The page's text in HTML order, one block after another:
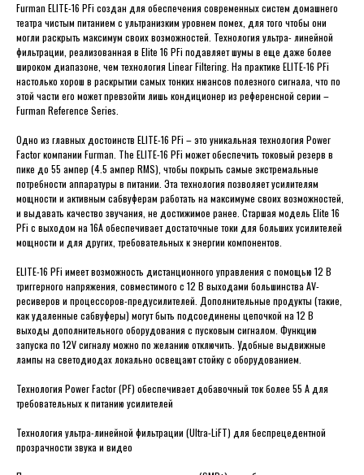
Furman ELITE-16 PFi создан для обеспечения современных систем домашнего
театра чистым питанием с ультранизким уровнем помех, для того чтобы они
могли раскрыть максимум своих возможностей. Технология ультра- линейной
фильтрации, реализованная в Elite 16 PFi подавляет шумы в еще даже более
широком диапазоне, чем технология Linear Filtering. На практике ELITE-16 PFi
настолько хорош в раскрытии самых тонких нюансов полезного сигнала, что по
этой части его может превзойти лишь кондиционер из референсной серии –
Furman Reference Series.
Одно из главных достоинств ELITE-16 PFi – это уникальная технология Power
Factor компании Furman. The ELITE-16 PFi может обеспечить токовый резерв в
пике до 55 ампер (4.5 ампер RMS), чтобы покрыть самые экстремальные
потребности аппаратуры в питании. Эта технология позволяет усилителям
мощности и активным сабвуферам работать на максимуме своих возможностей,
и выдавать качество звучания, не достижимое ранее. Cтаршая модель Elite 16
PFi с выходом на 16A обеспечивает достаточные токи для больших усилителей
мощности и для других, требовательных к энергии компонентов.
ELITE-16 PFi имеет возможность дистанционного управления с помощью 12 В
триггерного напряжения, совместимого с 12 В выходами большинства AV-
ресиверов и процессоров-предусилителей. Дополнительные продукты (такие,
как удаленные сабвуферы) могут быть подсоединены цепочкой на 12 В
выходы дополнительного оборудования с пусковым сигналом. Функцию
запуска по 12V сигналу можно по желанию отключить. Удобные выдвижные
лампы на светодиодах локально освещают стойку с оборудованием.
Технология Power Factor (PF) обеспечивает добавочный ток более 55 А для
требовательных к питанию усилителей
Технология ультра-линейной фильтрации (Ultra-LiFT) для беспрецедентной
прозрачности звука и видео